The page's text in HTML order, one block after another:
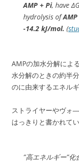
AMP + Pi, haveΔG
hydrolysis of
-14.2 kJ/mol. (
AMPの加水分解によ
水分解のときの約半
のに由来するエネル
ストライヤーやヴォ
はっきりと書かれてい
”高エネルギー”